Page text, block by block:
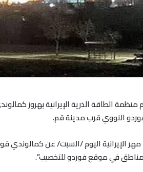
الطاقة الذرية الإيرانية بهروز
النووي قرب مدينة قم.
مهر الإيرانية اليوم /السبت/ عن كمالوندي
في موقع فوردو للتخصيب”.